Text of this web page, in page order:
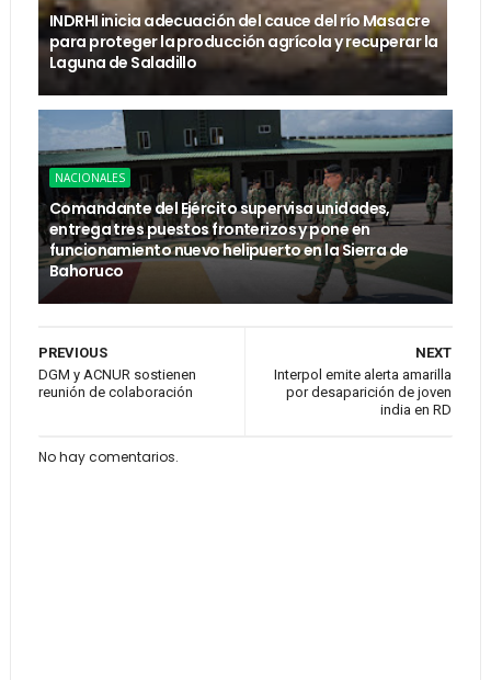
INDRHI inicia adecuación del cauce del río Masacre
para proteger la producción agrícola y recuperar la
Laguna de Saladillo
NACIONALES
Comandante del Ejército supervisa unidades,
entrega tres puestos fronterizos y pone en
funcionamiento nuevo helipuerto en la Sierra de
Bahoruco
NEXT
Interpol emite alerta amarilla
por desaparición de joven
india en RD
PREVIOUS
DGM y ACNUR sostienen
reunión de colaboración
No hay comentarios.